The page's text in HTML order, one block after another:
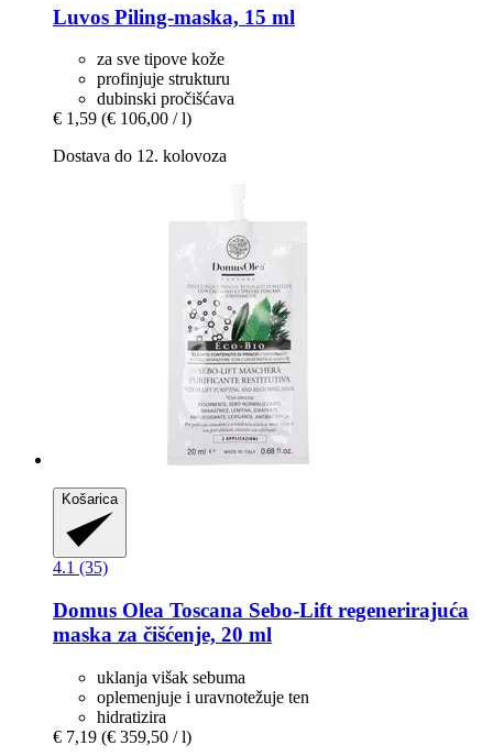
Luvos Piling-​maska, 15 ml
za sve tipove kože
profinjuje strukturu
dubinski pročišćava
€ 1,59 (€ 106,00 / l)
Dostava do 12. kolovoza
Košarica
4.1 (35)
Domus Olea Toscana Sebo-​Lift regenerirajuća
maska za čišćenje, 20 ml
uklanja višak sebuma
oplemenjuje i uravnotežuje ten
hidratizira
€ 7,19 (€ 359,50 / l)